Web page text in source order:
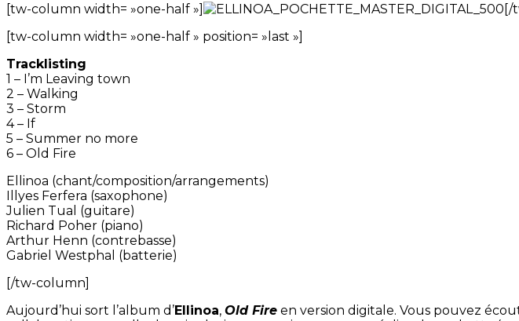
[tw-column width= »one-half »]
[/
[tw-column width= »one-half » position= »last »]
Tracklisting
1 – I’m Leaving town
2 – Walking
3 – Storm
4 – If
5 – Summer no more
6 – Old Fire
Ellinoa (chant/composition/arrangements)
Illyes Ferfera (saxophone)
Julien Tual (guitare)
Richard Poher (piano)
Arthur Henn (contrebasse)
Gabriel Westphal (batterie)
[/tw-column]
Aujourd’hui sort l’album d’Ellinoa, Old Fire en version digitale. Vous pouvez